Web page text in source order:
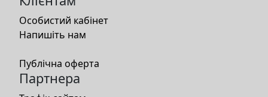
Особистий кабінет
Напишіть нам
Публічна оферта
Партнера